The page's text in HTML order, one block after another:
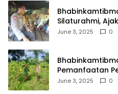
Silaturahmi,
Lingkungan
June 3, 2025 0
Pemanfaatan
Ketahanan
June 3, 2025 0